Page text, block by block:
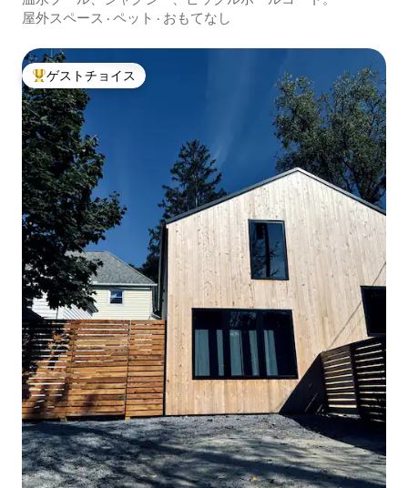
屋外スペース · ペット · おもてなし
大好評のゲストチョイスです。
ゲストチョイス